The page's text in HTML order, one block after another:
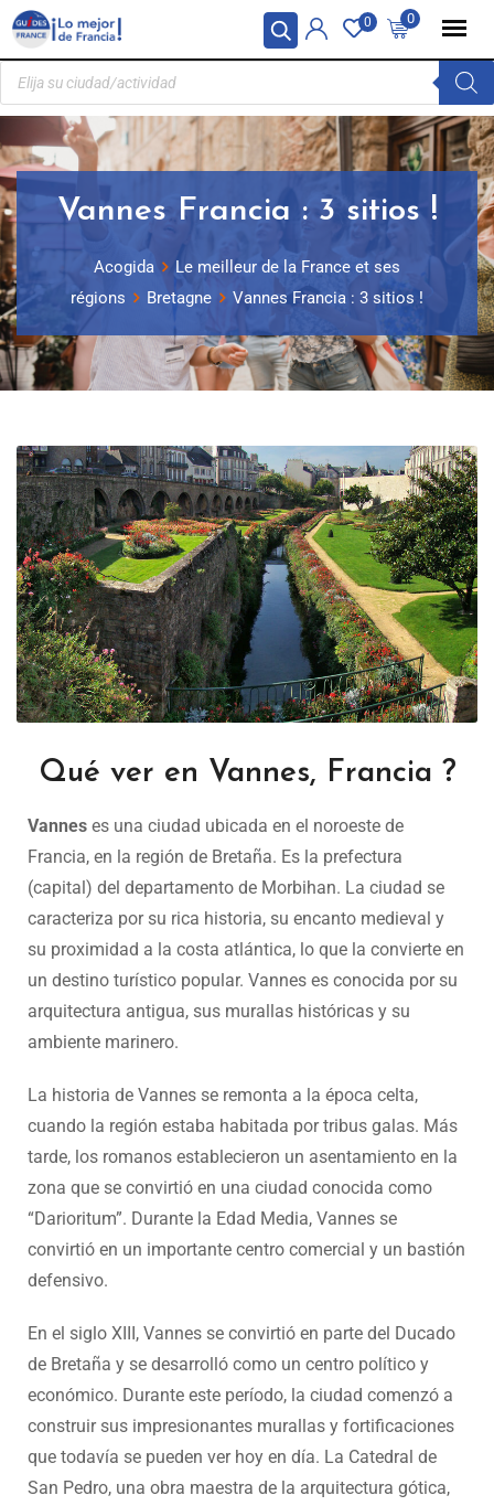
Panel de gestión de cookies 0
0
Vannes Francia : 3 sitios !
Acogida
Le meilleur de la France et ses
régions
Bretagne Vannes Francia : 3 sitios !
Qué ver en Vannes, Francia ?
Vannes es una ciudad ubicada en el noroeste de
Francia, en la región de Bretaña. Es la prefectura
(capital) del departamento de Morbihan. La ciudad se
caracteriza por su rica historia, su encanto medieval y
su proximidad a la costa atlántica, lo que la convierte en
un destino turístico popular. Vannes es conocida por su
arquitectura antigua, sus murallas históricas y su
ambiente marinero.
La historia de Vannes se remonta a la época celta,
cuando la región estaba habitada por tribus galas. Más
tarde, los romanos establecieron un asentamiento en la
zona que se convirtió en una ciudad conocida como
“Darioritum”. Durante la Edad Media, Vannes se
convirtió en un importante centro comercial y un bastión
defensivo.
En el siglo XIII, Vannes se convirtió en parte del Ducado
de Bretaña y se desarrolló como un centro político y
económico. Durante este período, la ciudad comenzó a
construir sus impresionantes murallas y fortificaciones
que todavía se pueden ver hoy en día. La Catedral de
San Pedro, una obra maestra de la arquitectura gótica,